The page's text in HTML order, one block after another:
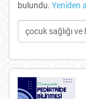
bulundu. Yeniden